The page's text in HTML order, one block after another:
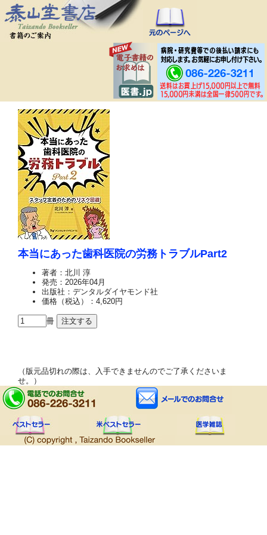
本当にあった歯科医院の労務トラブルPart2
著者：北川 淳
発売：2026年04月
出版社：デンタルダイヤモンド社
価格（税込）：4,620円
冊
（版元品切れの際は、入手できませんのでご了承くださいま
せ。）